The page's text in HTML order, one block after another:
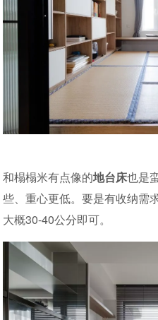
和榻榻米有点像的地台床也是
些、重心更低。要是有收纳需
大概30-40公分即可。